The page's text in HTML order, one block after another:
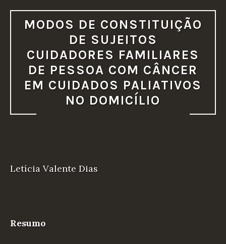
MODOS DE CONSTITUIÇÃO
DE SUJEITOS
CUIDADORES FAMILIARES
DE PESSOA COM CÂNCER
EM CUIDADOS PALIATIVOS
NO DOMICÍLIO
Letícia Valente Dias
Resumo